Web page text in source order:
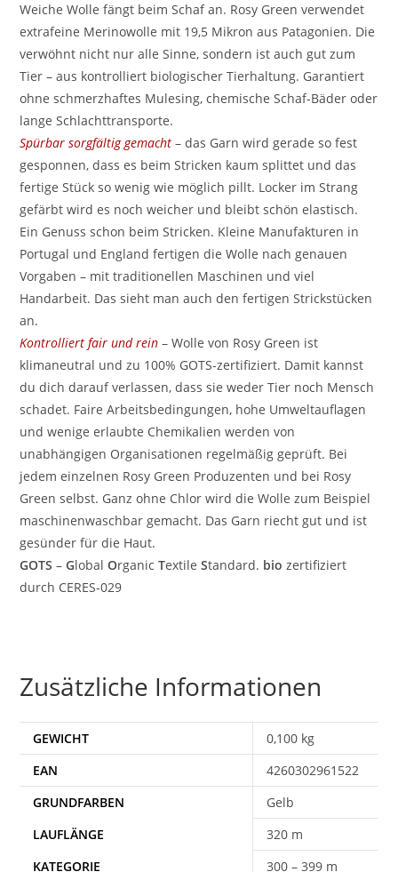
Weiche Wolle fängt beim Schaf an. Rosy Green verwendet
extrafeine Merinowolle mit 19,5 Mikron aus Patagonien. Die
verwöhnt nicht nur alle Sinne, sondern ist auch gut zum
Tier – aus kontrolliert biologischer Tierhaltung. Garantiert
ohne schmerzhaftes Mulesing, chemische Schaf-Bäder oder
lange Schlachttransporte.
Spürbar sorgfältig gemacht – das Garn wird gerade so fest
gesponnen, dass es beim Stricken kaum splittet und das
fertige Stück so wenig wie möglich pillt. Locker im Strang
gefärbt wird es noch weicher und bleibt schön elastisch.
Ein Genuss schon beim Stricken. Kleine Manufakturen in
Portugal und England fertigen die Wolle nach genauen
Vorgaben – mit traditionellen Maschinen und viel
Handarbeit. Das sieht man auch den fertigen Strickstücken
an.
Kontrolliert fair und rein – Wolle von Rosy Green ist
klimaneutral und zu 100% GOTS-zertifiziert. Damit kannst
du dich darauf verlassen, dass sie weder Tier noch Mensch
schadet. Faire Arbeitsbedingungen, hohe Umweltauflagen
und wenige erlaubte Chemikalien werden von
unabhängigen Organisationen regelmäßig geprüft. Bei
jedem einzelnen Rosy Green Produzenten und bei Rosy
Green selbst. Ganz ohne Chlor wird die Wolle zum Beispiel
maschinenwaschbar gemacht. Das Garn riecht gut und ist
gesünder für die Haut.
GOTS –GlobalOrganicTextileStandard. bio zertifiziert
durch CERES-029
Zusätzliche Informationen
GEWICHT
0,100 kg
EAN
4260302961522
Gelb
320 m
300 – 399 m